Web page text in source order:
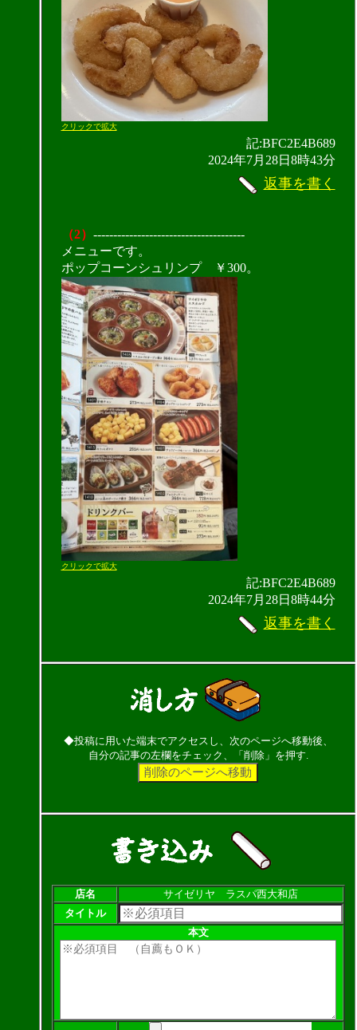
クリックで拡大
記:BFC2E4B689
2024年7月28日8時43分
返事を書く
（2） --------------------------------------
メニューです。
ポップコーンシュリンプ ￥300。
クリックで拡大
記:BFC2E4B689
2024年7月28日8時44分
返事を書く
◆投稿に用いた端末でアクセスし、次のページへ移動後、
自分の記事の左欄をチェック、「削除」を押す.
店名
サイゼリヤ ラスパ西大和店
タイトル
本文